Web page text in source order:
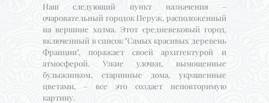
Наш следующий пункт назначения –
очаровательный городок Перуж, расположенный
на вершине холма. Этот средневековый город,
включенный в список "Самых красивых деревень
Франции", поражает своей архитектурой и
атмосферой. Узкие улочки, вымощенные
булыжником, старинные дома, украшенные
цветами, – все это создает неповторимую
картину.